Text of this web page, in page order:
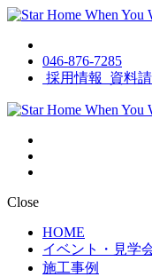
046-876-7285
採用情報
資料
Close
HOME
イベント・見学
施工事例